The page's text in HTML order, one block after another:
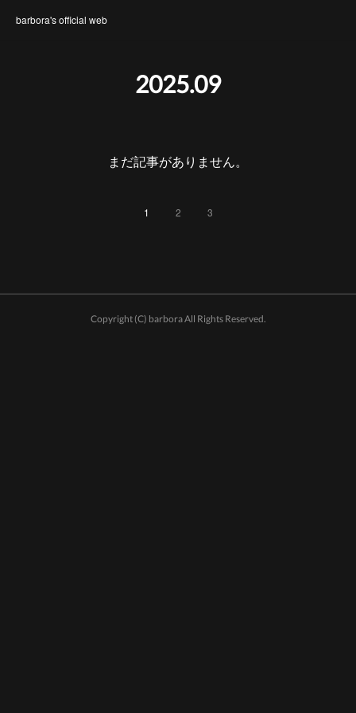
barbora's official web
2025.09
まだ記事がありません。
1 2 3
Copyright (C) barbora All Rights Reserved.